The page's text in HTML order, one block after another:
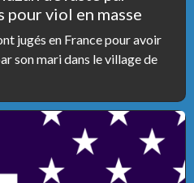
viol en masse
jugés en France pour avoir
son mari dans le village de